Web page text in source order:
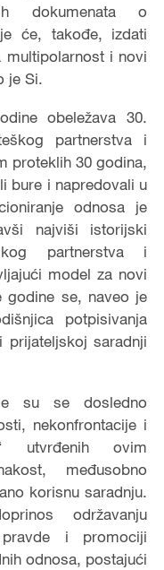
dokumenata o
će, takođe, izdati
multipolarnost i novi
je Si.
obeležava 30.
partnerstva i
proteklih 30 godina,
bure i napredovali u
odnosa je
najviši istorijski
partnerstva i
model za novi
godine se, naveo je
potpisivanja
prijateljskoj saradnji
su se dosledno
nekonfrontacije i
utvrđenih ovim
međusobno
korisnu saradnju.
održavanju
i promociji
odnosa, postajući